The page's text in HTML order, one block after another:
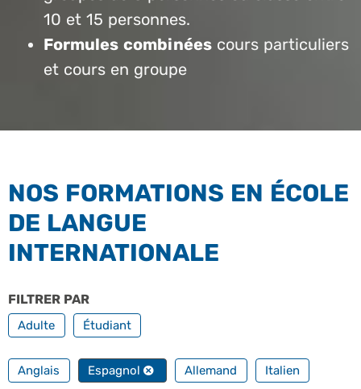
10 et 15 personnes.
Formules combinées cours particuliers
et cours en groupe
NOS FORMATIONS EN ÉCOLE
DE LANGUE
INTERNATIONALE
FILTRER PAR
Adulte Étudiant
Anglais Espagnol Allemand Italien